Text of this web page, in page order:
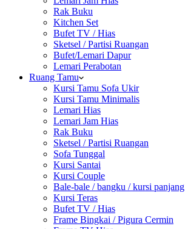
Rak Buku
Kitchen Set
Bufet TV / Hias
Sketsel / Partisi Ruangan
Bufet/Lemari Dapur
Lemari Perabotan
Ruang Tamu
Kursi Tamu Sofa Ukir
Kursi Tamu Minimalis
Lemari Hias
Lemari Jam Hias
Rak Buku
Sketsel / Partisi Ruangan
Sofa Tunggal
Kursi Santai
Kursi Couple
Bale-bale / bangku / kursi panjang
Kursi Teras
Bufet TV / Hias
Frame Bingkai / Pigura Cermin